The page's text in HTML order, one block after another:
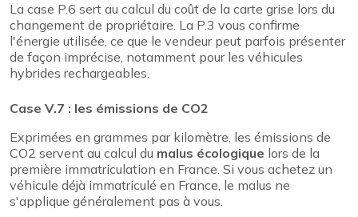
La case P.6 sert au calcul du coût de la carte grise lors du
changement de propriétaire. La P.3 vous confirme
l'énergie utilisée, ce que le vendeur peut parfois présenter
de façon imprécise, notamment pour les véhicules
hybrides rechargeables.
Case V.7 : les émissions de CO2
Exprimées en grammes par kilomètre, les émissions de
CO2 servent au calcul du malus écologique lors de la
première immatriculation en France. Si vous achetez un
véhicule déjà immatriculé en France, le malus ne
s'applique généralement pas à vous.